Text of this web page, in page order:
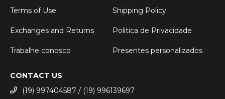
Terms of Use Shipping Policy
Exchanges and Returns Politica de Privacidade
Trabalhe conosco Presentes personalizados
CONTACT US
(19) 997404587 / (19) 996139697